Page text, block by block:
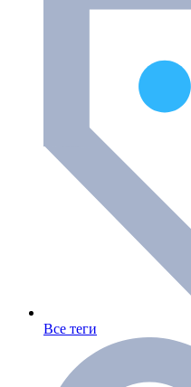
Все теги